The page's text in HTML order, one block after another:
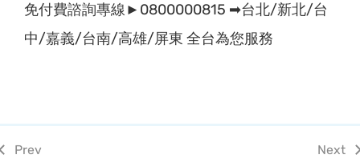
免付費諮詢專線►0800000815 ➡台北/新北/台
中/嘉義/台南/高雄/屏東 全台為您服務